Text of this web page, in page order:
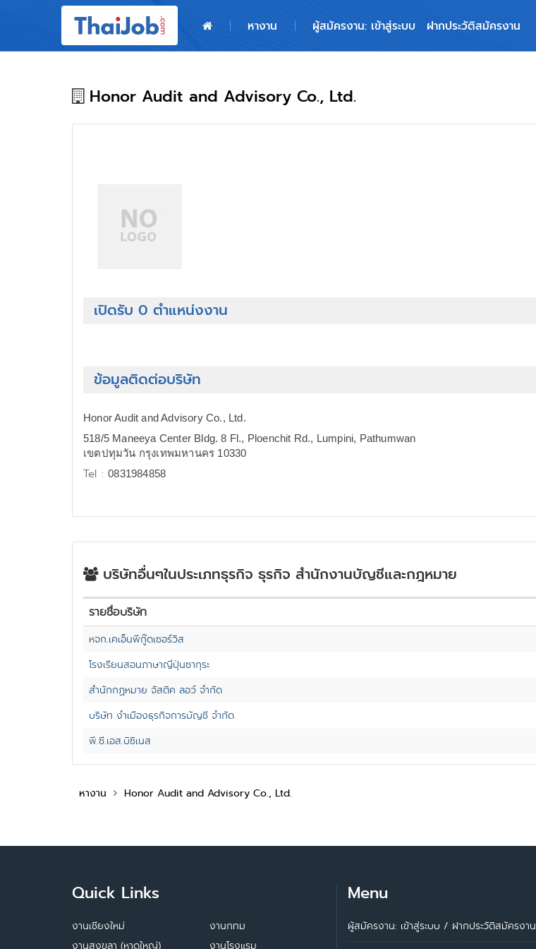
หางาน ผู้สมัครงาน: เข้าสู่ระบบ ฝากประวัติสมัครงาน
ผู้สมัครงาน: เข้าสู่ระบบ
Honor Audit and Advisory Co., Ltd.
เปิดรับ 0 ตำแหน่งงาน
ข้อมูลติดต่อบริษัท
Honor Audit and Advisory Co., Ltd.
518/5 Maneeya Center Bldg. 8 Fl., Ploenchit Rd., Lumpini, Pathumwan
เขตปทุมวัน กรุงเทพมหานคร 10330
Tel :0831984858
บริษัทอื่นๆในประเภทธุรกิจ ธุรกิจ สำนักงานบัญชีและกฎหมาย
รายชื่อบริษัท
หจก.เคเอ็นพีกู๊ดเซอร์วิส
โรงเรียนสอนภาษาญี่ปุ่นซากุระ
สำนักกฏหมาย จัสติค ลอว์ จำกัด
บริษัท งำเมืองธุรกิจการบัญชี จำกัด
พี.ซี.เอส.บิซิเนส
หางาน Honor Audit and Advisory Co., Ltd.
Quick Links
งานเชียงใหม่
งานสงขลา (หาดใหญ่)
งานกทม
งานโรงแรม
Menu
ผู้สมัครงาน: เข้าสู่ระบบ / ฝากประวัติสมัครงาน